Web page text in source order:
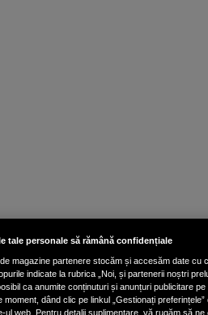
tale personale să rămână confidențiale
de magazine partenere stocăm și accesăm date cu
indicate la rubrica „Noi, și partenerii noștri
ca anumite conținuturi și anunțuri publicitare
moment, dând clic pe linkul „Gestionați
ul web. Pentru detalii suplimentare, vă rugăm să